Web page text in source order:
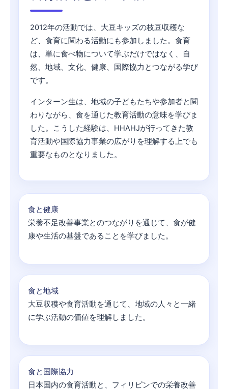
2012年の活動では、大豆キッズの枝豆収穫な
ど、食育に関わる活動にも参加しました。食育
は、単に食べ物について学ぶだけではなく、自
然、地域、文化、健康、国際協力とつながる学び
です。
インターン生は、地域の子どもたちや参加者と関
わりながら、食を通じた教育活動の意味を学びま
した。こうした経験は、HHAHJが行ってきた教
育活動や国際協力事業の広がりを理解する上でも
重要なものとなりました。
食と健康
栄養不足改善事業とのつながりを通じて、食が健
康や生活の基盤であることを学びました。
食と地域
大豆収穫や食育活動を通じて、地域の人々と一緒
に学ぶ活動の価値を理解しました。
食と国際協力
日本国内の食育活動と、フィリピンでの栄養改善